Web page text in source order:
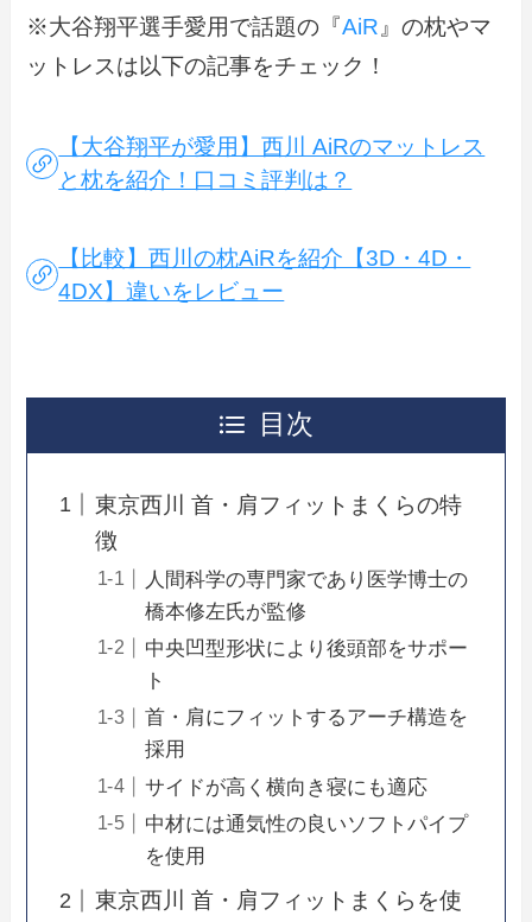
※大谷翔平選手愛用で話題の『AiR』の枕やマ
ットレスは以下の記事をチェック！
【大谷翔平が愛用】西川 AiRのマットレス
と枕を紹介！口コミ評判は？
【比較】西川の枕AiRを紹介【3D・4D・
4DX】違いをレビュー
目次
東京西川 首・肩フィットまくらの特
徴
人間科学の専門家であり医学博士の
橋本修左氏が監修
中央凹型形状により後頭部をサポー
ト
首・肩にフィットするアーチ構造を
採用
サイドが高く横向き寝にも適応
中材には通気性の良いソフトパイプ
を使用
東京西川 首・肩フィットまくらを使